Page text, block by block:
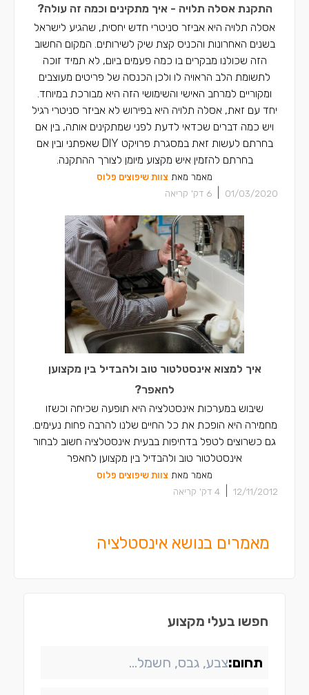
אינסטלטורים ברכסים
אינסטלטורים בכפר יאסיף
התקנת אסלה תלויה - איך מתקינים וכמה זה עולה?
אסלה תלויה היא אביזר סניטרי חדש יחסית, שהגיע לישראל
בשנים האחרונות והכניס קצת שיק לשירותים. המקום החשוב
הזה שכולנו מבקרים בו כמה פעמים ביום, לא תמיד זוכה
לתשומת הלב הראויה לו ולכן הכנסה של פריטים מעוצבים
ומקוריים למרחב האישי והשימושי הזה היא מבורכת במיוחד.
יחד עם זאת, אסלה תלויה היא בפירוש לא אביזר סניטרי רגיל
ויש כמה דברים שכדאי לדעת לפני שמתקינים אותה, בין אם
בחרתם לעשות זאת במסגרת פרויקט DIY שאפתני ובין אם
בחרתם להזמין איש מקצוע מיומן לצורך ההתקנה.
מאמר מאת צוות שיפוצים פלוס
01/03/2020
6 דק' קריאה
איך למצוא אינסטלטור טוב ולהבדיל בין מקצוען
לחאפר?
שיבוש במערכות אינסטלציה היא תופעה שכיחה וכשזו
מחמירה היא הופכת את כל החיים שלנו להרבה פחות נעימים.
גם כשרוצים לטפל בדחיפות בבעית אינסטלציה חשוב לבחור
אינסטלטור טוב ולהבדיל בין מקצוען לחאפר
מאמר מאת צוות שיפוצים פלוס
12/11/2012
4 דק' קריאה
מאמרים בנושא אינסטלציה
חפשו בעלי מקצוע
תחום: